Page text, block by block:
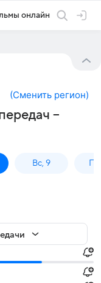
онлайн
(Сменить регион)
–
Вс, 9